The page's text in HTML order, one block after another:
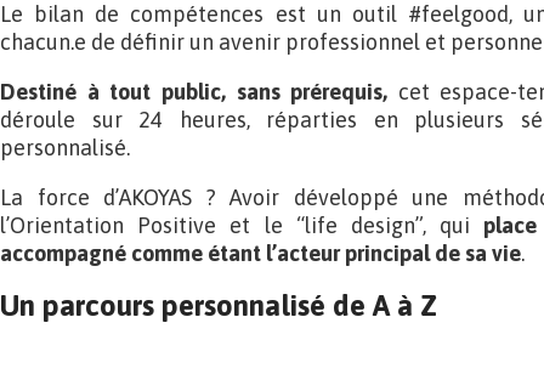
Le bilan de compétences est un outil #feelgood,
chacun.e de définir un avenir professionnel et
Destiné à tout public, sans prérequis, cet espace-
déroule sur 24 heures, réparties en plusieurs
personnalisé.
La force d’AKOYAS ? Avoir développé une
l’Orientation Positive et le “life design”, qui
accompagné comme étant l’acteur principal de sa vie.
Un parcours personnalisé de A à Z